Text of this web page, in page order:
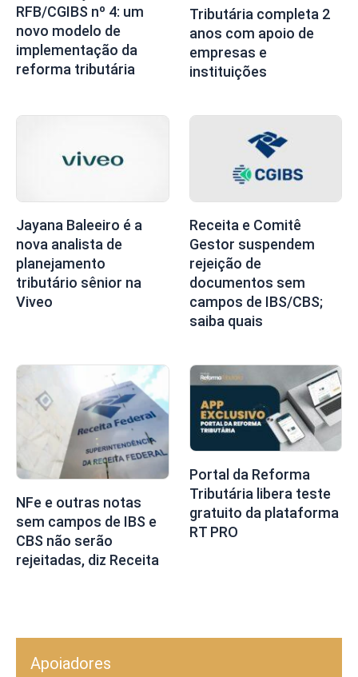
RFB/CGIBS nº 4: um
novo modelo de
implementação da
reforma tributária
Tributária completa 2
anos com apoio de
empresas e
instituições
Jayana Baleeiro é a
nova analista de
planejamento
tributário sênior na
Viveo
Receita e Comitê
Gestor suspendem
rejeição de
documentos sem
campos de IBS/CBS;
saiba quais
NFe e outras notas
sem campos de IBS e
CBS não serão
rejeitadas, diz Receita
Portal da Reforma
Tributária libera teste
gratuito da plataforma
RT PRO
Apoiadores